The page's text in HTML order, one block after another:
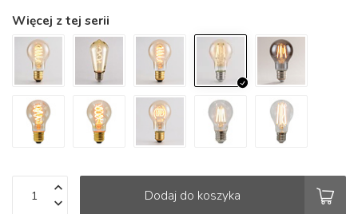
Więcej z tej serii
Dodaj do koszyka